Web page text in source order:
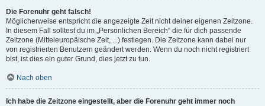
Die Forenuhr geht falsch!
Möglicherweise entspricht die angezeigte Zeit nicht deiner eigenen Zeitzone.
In diesem Fall solltest du im „Persönlichen Bereich“ die für dich passende
Zeitzone (Mitteleuropäische Zeit, ...) festlegen. Die Zeitzone kann dabei nur
von registrierten Benutzern geändert werden. Wenn du noch nicht registriert
bist, ist dies ein guter Grund, dies jetzt zu tun.
Nach oben
Ich habe die Zeitzone eingestellt, aber die Forenuhr geht immer noch